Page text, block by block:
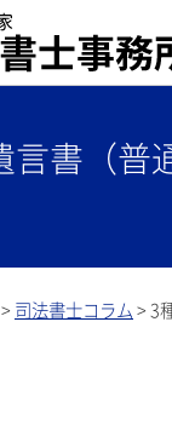
言書（普
> 司法書士コラム>3